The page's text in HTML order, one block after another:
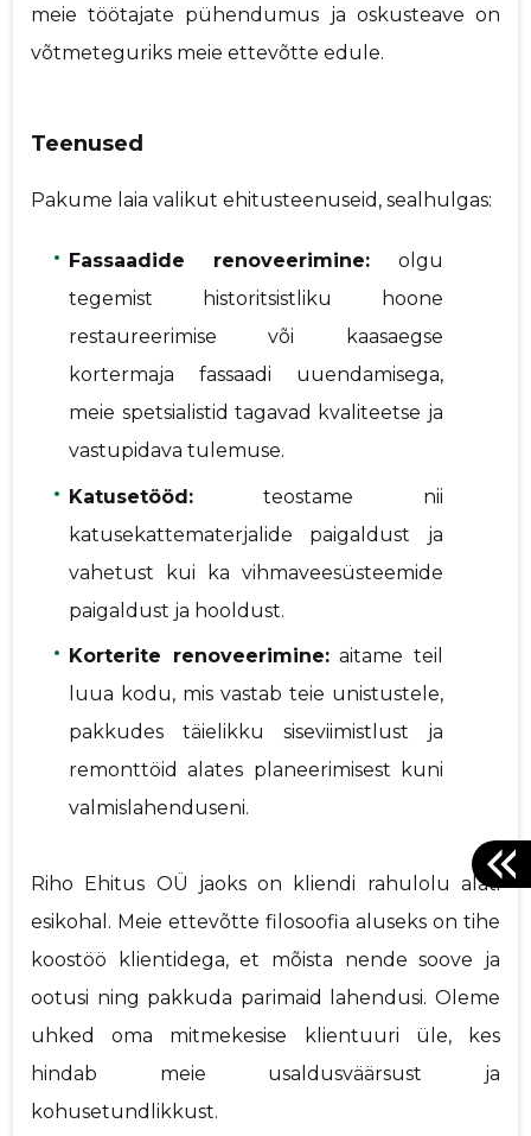
meie töötajate pühendumus ja oskusteave on
võtmeteguriks meie ettevõtte edule.
Teenused
Pakume laia valikut ehitusteenuseid, sealhulgas:
Fassaadide renoveerimine: olgu
tegemist historitsistliku hoone
restaureerimise või kaasaegse
kortermaja fassaadi uuendamisega,
meie spetsialistid tagavad kvaliteetse ja
vastupidava tulemuse.
Katusetööd: teostame nii
katusekattematerjalide paigaldust ja
vahetust kui ka vihmaveesüsteemide
paigaldust ja hooldust.
Korterite renoveerimine:aitame teil
luua kodu, mis vastab teie unistustele,
pakkudes täielikku siseviimistlust ja
remonttöid alates planeerimisest kuni
valmislahenduseni.
Riho Ehitus OÜ jaoks on kliendi rahulolu alati
esikohal. Meie ettevõtte filosoofia aluseks on tihe
koostöö klientidega, et mõista nende soove ja
ootusi ning pakkuda parimaid lahendusi. Oleme
uhked oma mitmekesise klientuuri üle, kes
hindab meie usaldusväärsust ja
kohusetundlikkust.